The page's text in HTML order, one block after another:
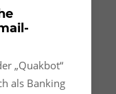
„Quakbot“
als Banking